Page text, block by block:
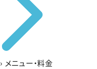
› メニュー・料金